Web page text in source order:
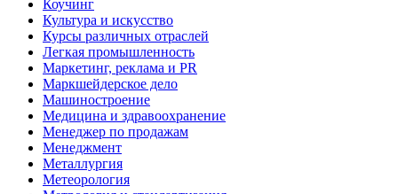
Коучинг
Культура и искусство
Курсы различных отраслей
Легкая промышленность
Маркетинг, реклама и PR
Маркшейдерское дело
Машиностроение
Медицина и здравоохранение
Менеджер по продажам
Менеджмент
Металлургия
Метеорология